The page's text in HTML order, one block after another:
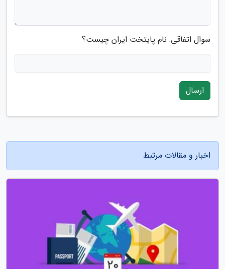
سوال اتفاقی: نام پایتخت ایران چیست؟
ارسال
اخبار و مقالات مرتبط